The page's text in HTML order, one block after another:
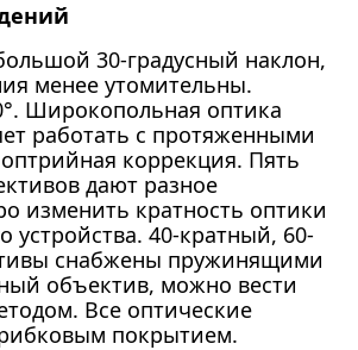
30-градусный наклон,
менее утомительны.
Широкопольная оптика
работать с протяженными
коррекция. Пять
дают разное
изменить кратность оптики
устройства. 40-кратный, 60-
снабжены пружинящими
объектив, можно вести
Все оптические
покрытием.